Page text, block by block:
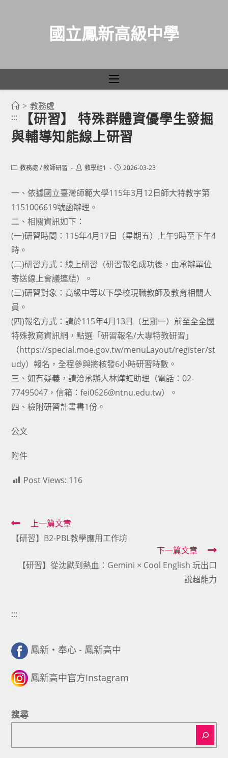
國立鳳新高級中學
> 教務處
:::
【研習】 特殊群體資優學生發掘
與輔導知能線上研習
Post教務處 / 教師研習
Post教學組1
Post2026-03-23
一、依據國立臺灣師範大學115年3月12日師大特教字第
1151006619號函辦理。
二、相關資訊如下：
(一)研習時間：115年4月17日（星期五）上午9時至下午4
時。
(二)研習方式：線上研習（研習報名成功後，由承辦單位
寄送線上會議連結）。
(三)研習對象：高級中等以下學校現職教師及教育相關人
員。
(四)報名方式：請於115年4月13日（星期一）前至全全國
特殊教育資訊網，點選「研習報名/大專特教研習」
（https://special.moe.gov.tw/menuLayout/register/st
udy）報名，全程參與將核發6小時研習時數。
三、如有疑義，請洽承辦人林燁虹助理（電話：02-
77495047，信箱：fei0626@ntnu.edu.tw）。
四、檢附研習計畫書1份。
公文
附件
Post Views: 116
Read
more
上一篇文章
【研習】B2-PBL教學應用工作坊
下一篇文章
【研習】從沈默到熱血：Gemini × Cool English 玩出口
說超能力
:::
鳳新・奉心 - 鳳新高中
鳳新高中官方Instagram
搜尋